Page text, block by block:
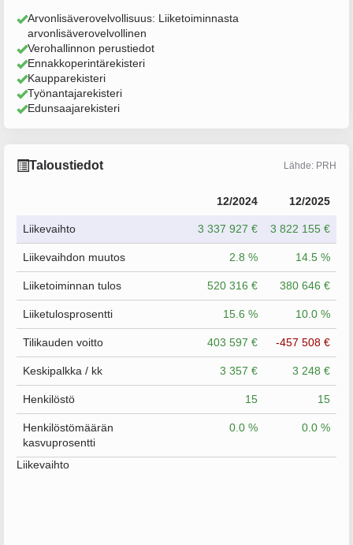
Arvonlisäverovelvollisuus: Liiketoiminnasta
arvonlisäverovelvollinen
Verohallinnon perustiedot
Ennakkoperintärekisteri
Kaupparekisteri
Työnantajarekisteri
Edunsaajarekisteri
Taloustiedot Lähde: PRH
12/2024 12/2025
Liikevaihto 3 337 927 € 3 822 155 €
Liikevaihdon muutos 2.8 % 14.5 %
Liiketoiminnan tulos 520 316 € 380 646 €
Liiketulosprosentti 15.6 % 10.0 %
Tilikauden voitto 403 597 € -457 508 €
Keskipalkka / kk 3 357 € 3 248 €
Henkilöstö 15 15
Henkilöstömäärän
kasvuprosentti
0.0 % 0.0 %
Liikevaihto